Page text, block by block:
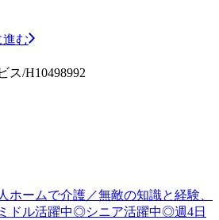
進む
ス/H10498992
ホームで介護／無敵の知識と経験、
ドル活躍中◎シニア活躍中◎週4日